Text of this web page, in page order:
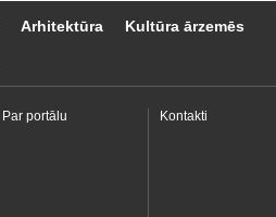
Arhitektūra Kultūra ārzemēs
Par portālu Kontakti